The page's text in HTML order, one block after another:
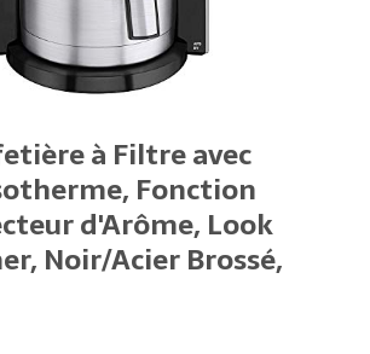
à Filtre avec
Fonction
d'Arôme, Look
Noir/Acier Brossé,